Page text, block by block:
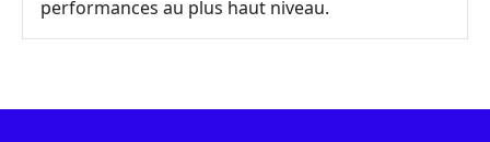
performances au plus haut niveau.